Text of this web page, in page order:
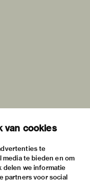
van cookies
te
te bieden en om
delen we informatie
partners voor social